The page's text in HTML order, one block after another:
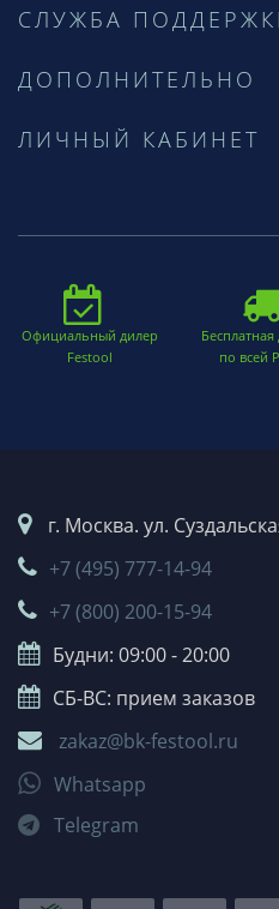
СЛУЖБА
ДОПОЛНИТЕЛЬНО
ЛИЧНЫЙ КАБИНЕТ
Официальный дилер
Festool
Бесплатная
по всей
г. Москва. ул.
+7 (495) 777-14-94
+7 (800) 200-15-94
Будни: 09:00 - 20:00
СБ-ВС: прием заказов
zakaz@bk-festool.ru
Whatsapp
Telegram